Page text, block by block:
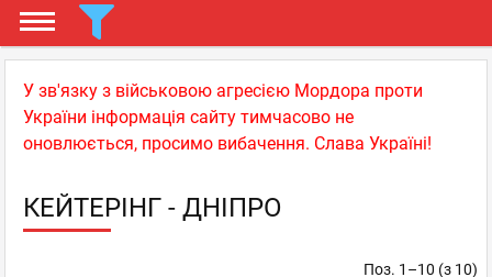
У зв'язку з військовою агресією Мордора проти
України інформація сайту тимчасово не
оновлюється, просимо вибачення. Слава Україні!
КЕЙТЕРІНГ - ДНІПРО
Поз. 1–10 (з 10)